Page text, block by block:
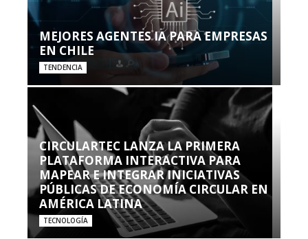
MEJORES AGENTES IA PARA EMPRESAS
EN CHILE
TENDENCIA
CIRCULARTEC LANZA LA PRIMERA
PLATAFORMA INTERACTIVA PARA
MAPEAR E INTEGRAR INICIATIVAS
PÚBLICAS DE ECONOMÍA CIRCULAR EN
AMÉRICA LATINA
TECNOLOGÍA